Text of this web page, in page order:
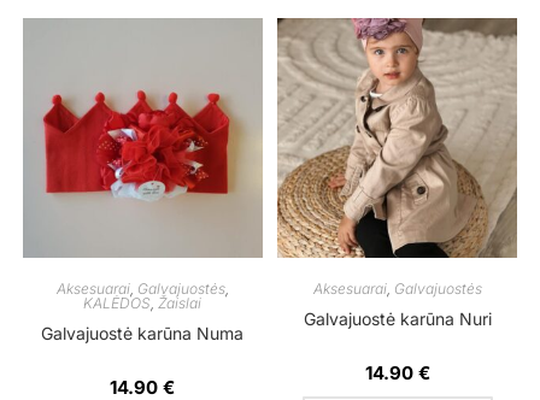
Aksesuarai, Galvajuostės,
KALĖDOS Žaislai
Galvajuostė karūna Numa
14.90€
Aksesuarai, Galvajuostės
Galvajuostė karūna Nuri
14.90 €